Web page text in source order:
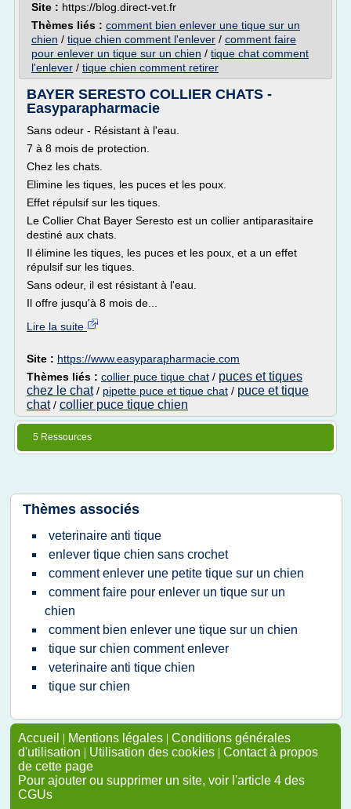
Site : https://blog.direct-vet.fr
Thèmes liés : comment bien enlever une tique sur un
chien / tique chien comment l'enlever / comment faire
pour enlever un tique sur un chien / tique chat comment
l'enlever / tique chien comment retirer
BAYER SERESTO COLLIER CHATS -
Easyparapharmacie
Sans odeur - Résistant à l'eau.
7 à 8 mois de protection.
Chez les chats.
Elimine les tiques, les puces et les poux.
Effet répulsif sur les tiques.
Le Collier Chat Bayer Seresto est un collier antiparasitaire
destiné aux chats.
Il élimine les tiques, les puces et les poux, et a un effet
répulsif sur les tiques.
Sans odeur, il est résistant à l'eau.
Il offre jusqu'à 8 mois de...
Lire la suite
Site : https://www.easyparapharmacie.com
Thèmes liés : collier puce tique chat / puces et tiques
chez le chat/ pipette puce et tique chat / puce et tique
chat/ collier puce tique chien
5 Ressources
Thèmes associés
veterinaire anti tique
enlever tique chien sans crochet
comment enlever une petite tique sur un chien
comment faire pour enlever un tique sur un
chien
comment bien enlever une tique sur un chien
tique sur chien comment enlever
veterinaire anti tique chien
tique sur chien
Accueil | Mentions légales | Conditions générales
d'utilisation | Utilisation des cookies | Contact à propos
de cette page
Pour ajouter ou supprimer un site, voir l'article 4 des
CGUs